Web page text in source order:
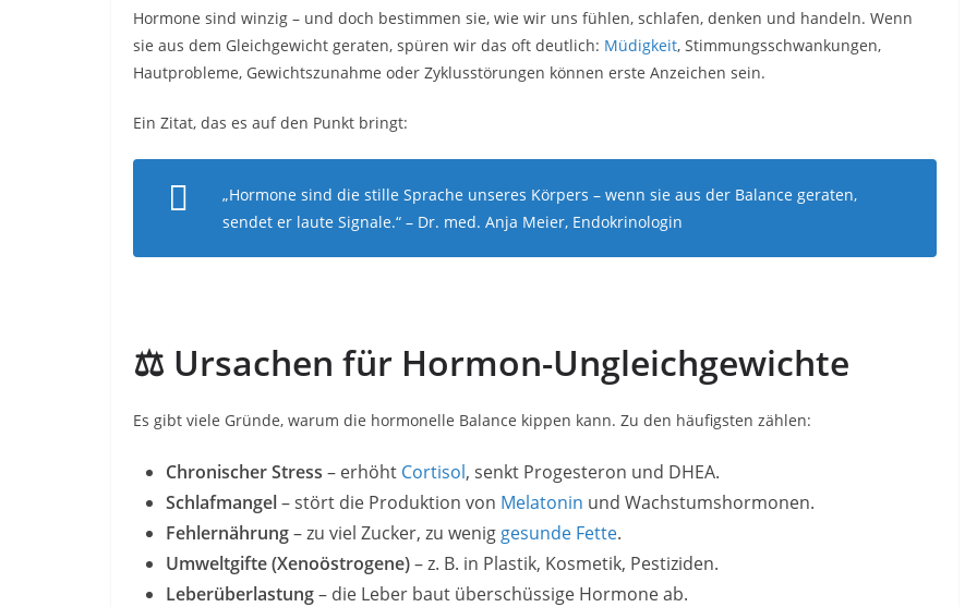
Hormone sind winzig – und doch bestimmen sie, wie wir uns fühlen, schlafen, denken und handeln. Wenn
sie aus dem Gleichgewicht geraten, spüren wir das oft deutlich: Müdigkeit, Stimmungsschwankungen,
Hautprobleme, Gewichtszunahme oder Zyklusstörungen können erste Anzeichen sein.
Ein Zitat, das es auf den Punkt bringt:
„Hormone sind die stille Sprache unseres Körpers – wenn sie aus der Balance geraten,
sendet er laute Signale.“ – Dr. med. Anja Meier, Endokrinologin
⚖️ Ursachen für Hormon-Ungleichgewichte
Es gibt viele Gründe, warum die hormonelle Balance kippen kann. Zu den häufigsten zählen:
Chronischer Stress – erhöht Cortisol, senkt Progesteron und DHEA.
Schlafmangel– stört die Produktion von Melatonin und Wachstumshormonen.
Fehlernährung– zu viel Zucker, zu wenig gesunde Fette.
Umweltgifte (Xenoöstrogene)– z. B. in Plastik, Kosmetik, Pestiziden.
Leberüberlastung– die Leber baut überschüssige Hormone ab.